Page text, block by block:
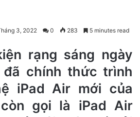
3, 2022 0 283 5 minutes read
rạng sáng ngày
chính thức trình
iPad Air mới của
gọi là iPad Air